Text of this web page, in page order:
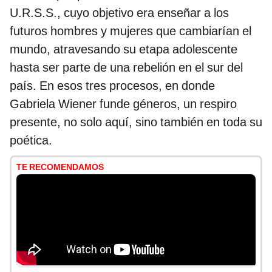
U.R.S.S., cuyo objetivo era enseñar a los
futuros hombres y mujeres que cambiarían el
mundo, atravesando su etapa adolescente
hasta ser parte de una rebelión en el sur del
país. En esos tres procesos, en donde
Gabriela Wiener funde géneros, un respiro
presente, no solo aquí, sino también en toda su
poética.
TE RECOMENDAMOS